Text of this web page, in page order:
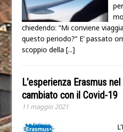
chiedendo: “Mi conviene
questo periodo?” E’ passato
scoppio della [...]
L’esperienza Erasmus
cambiato con il Covid-19
11 maggio 2021